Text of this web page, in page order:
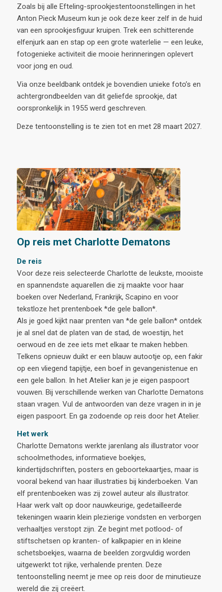
Zoals bij alle Efteling-sprookjestentoonstellingen in het
Anton Pieck Museum kun je ook deze keer zelf in de huid
van een sprookjesfiguur kruipen. Trek een schitterende
elfenjurk aan en stap op een grote waterlelie — een leuke,
fotogenieke activiteit die mooie herinneringen oplevert
voor jong en oud.
Via onze beeldbank ontdek je bovendien unieke foto’s en
achtergrondbeelden van dit geliefde sprookje, dat
oorspronkelijk in 1955 werd geschreven.
Deze tentoonstelling is te zien tot en met 28 maart 2027.
Op reis met Charlotte Dematons
De reis
Voor deze reis selecteerde Charlotte de leukste, mooiste
en spannendste aquarellen die zij maakte voor haar
boeken over Nederland, Frankrijk, Scapino en voor
tekstloze het prentenboek *de gele ballon*.
Als je goed kijkt naar prenten van *de gele ballon* ontdek
je al snel dat de platen van de stad, de woestijn, het
oerwoud en de zee iets met elkaar te maken hebben.
Telkens opnieuw duikt er een blauw autootje op, een fakir
op een vliegend tapijtje, een boef in gevangenistenue en
een gele ballon. In het Atelier kan je je eigen paspoort
vouwen. Bij verschillende werken van Charlotte Dematons
staan vragen. Vul de antwoorden van deze vragen in in je
eigen paspoort. En ga zodoende op reis door het Atelier.
Het werk
Charlotte Dematons werkte jarenlang als illustrator voor
schoolmethodes, informatieve boekjes,
kindertijdschriften, posters en geboortekaartjes, maar is
vooral bekend van haar illustraties bij kinderboeken. Van
elf prentenboeken was zij zowel auteur als illustrator.
Haar werk valt op door nauwkeurige, gedetailleerde
tekeningen waarin klein plezierige vondsten en verborgen
verhaaltjes verstopt zijn. Ze begint met potlood- of
stiftschetsen op kranten- of kalkpapier en in kleine
schetsboekjes, waarna de beelden zorgvuldig worden
uitgewerkt tot rijke, verhalende prenten. Deze
tentoonstelling neemt je mee op reis door de minutieuze
wereld die zij creëert.